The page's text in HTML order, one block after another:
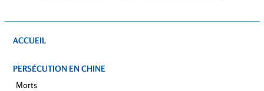
ACCUEIL
PERSÉCUTION EN CHINE
Morts